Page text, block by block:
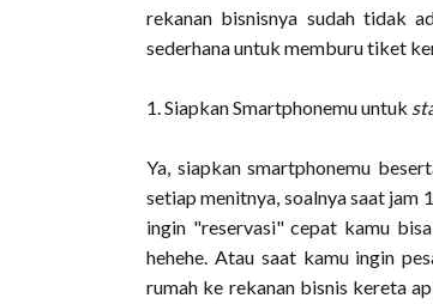
rekanan bisnisnya sudah tidak
sederhana untuk memburu tiket
1. Siapkan Smartphonemu untuk
Ya, siapkan smartphonemu
setiap menitnya, soalnya saat
ingin "reservasi" cepat kamu
hehehe. Atau saat kamu ingin
rumah ke rekanan bisnis kereta